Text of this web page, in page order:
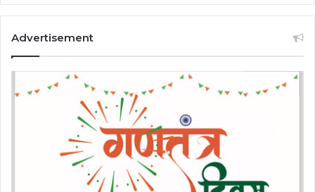
Advertisement